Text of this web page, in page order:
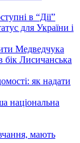
в “Дії”
для України і
Медведчука
бік Лисичанська
як надати
національна
мають